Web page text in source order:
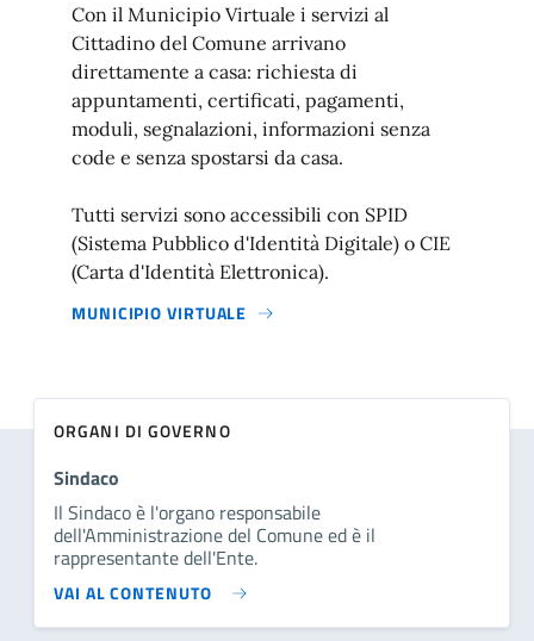
Con il Municipio Virtuale i servizi al
Cittadino del Comune arrivano
direttamente a casa: richiesta di
appuntamenti, certificati, pagamenti,
moduli, segnalazioni, informazioni senza
code e senza spostarsi da casa.
Tutti servizi sono accessibili con SPID
(Sistema Pubblico d'Identità Digitale) o CIE
(Carta d'Identità Elettronica).
MUNICIPIO VIRTUALE
ORGANI DI GOVERNO
Sindaco
Il Sindaco è l'organo responsabile
dell'Amministrazione del Comune ed è il
rappresentante dell'Ente.
VAI AL CONTENUTO